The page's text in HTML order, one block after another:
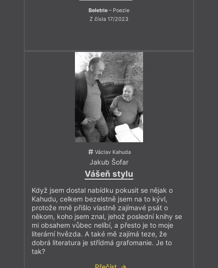
Beletrie – Poezie
Z čísla 17/2023
Václav Kahuda
Jakub Šofar
Vášeň stylu
Když jsem dostal nabídku pokusit se nějak o
Kahudu, celkem bezelstně jsem na to kývl,
protože mně přišlo vlastně zajímavé psát o
někom, koho jsem znal, jehož poslední knihy se
mi obsahem vůbec nelíbí, a přesto je to moje
literární hvězda. A také mě zajímá teze, že
dobrá literatura je střídmá grafomanie. Je to
tak?